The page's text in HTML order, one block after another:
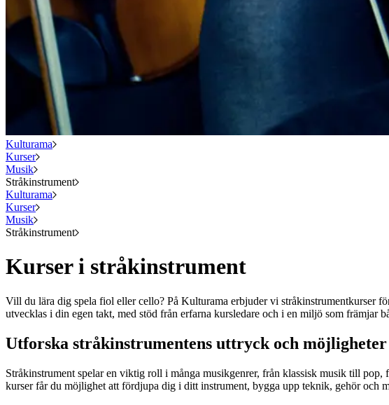
Kulturama
Kurser
Musik
Stråkinstrument
Kulturama
Kurser
Musik
Stråkinstrument
Kurser i stråkinstrument
Vill du lära dig spela fiol eller cello? På Kulturama erbjuder vi stråkinstrumentkurser
utvecklas i din egen takt, med stöd från erfarna kursledare och i en miljö som främjar
Utforska stråkinstrumentens uttryck och möjligheter
Stråkinstrument spelar en viktig roll i många musikgenrer, från klassisk musik till
kurser får du möjlighet att fördjupa dig i ditt instrument, bygga upp teknik, gehör och